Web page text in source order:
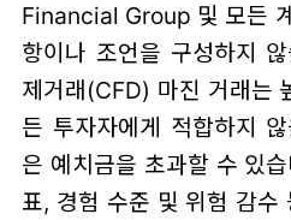
Financial Group 및 모든
항이나 조언을 구성하지
제거래(CFD) 마진 거래는
든 투자자에게 적합하지
은 예치금을 초과할 수 있
표, 경험 수준 및 위험 감수